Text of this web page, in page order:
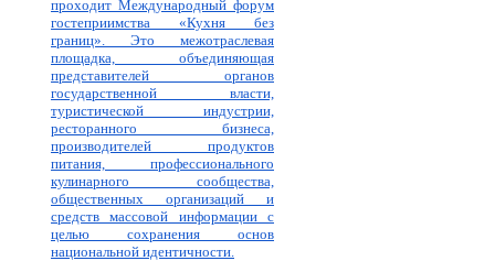
проходит Международный форум
гостеприимства «Кухня без
границ». Это межотраслевая
площадка, объединяющая
представителей органов
государственной власти,
туристической индустрии,
ресторанного бизнеса,
производителей продуктов
питания, профессионального
кулинарного сообщества,
общественных организаций и
средств массовой информации с
целью сохранения основ
национальной идентичности.